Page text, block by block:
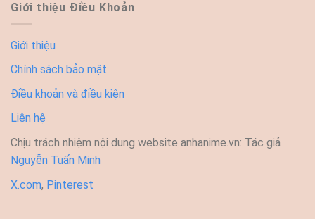
Giới thiệu Điều Khoản
Giới thiệu
Chính sách bảo mật
Điều khoản và điều kiện
Liên hệ
Chịu trách nhiệm nội dung website anhanime.vn: Tác giả
Nguyễn Tuấn Minh
X.com, Pinterest